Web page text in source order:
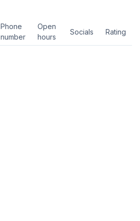
Phone
number
Open
hours
Socials Rating